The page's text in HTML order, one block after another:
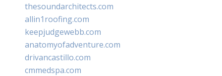
thesoundarchitects.com
allin1roofing.com
keepjudgewebb.com
anatomyofadventure.com
drivancastillo.com
cmmedspa.com